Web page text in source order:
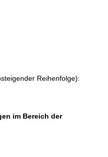
Reihenfolge):
im Bereich der